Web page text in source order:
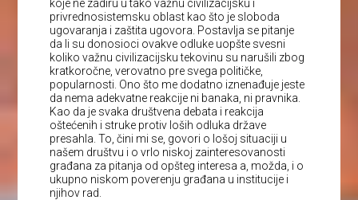
koje ne zadiru u tako važnu civilizacijsku i
privrednosistemsku oblast kao što je sloboda
ugovaranja i zaštita ugovora. Postavlja se pitanje
da li su donosioci ovakve odluke uopšte svesni
koliko važnu civilizacijsku tekovinu su narušili zbog
kratkoročne, verovatno pre svega političke,
popularnosti. Ono što me dodatno iznenađuje jeste
da nema adekvatne reakcije ni banaka, ni pravnika.
Kao da je svaka društvena debata i reakcija
oštećenih i struke protiv loših odluka države
presahla. To, čini mi se, govori o lošoj situaciji u
našem društvu i o vrlo niskoj zainteresovanosti
građana za pitanja od opšteg interesa a, možda, i o
ukupno niskom poverenju građana u institucije i
njihov rad.